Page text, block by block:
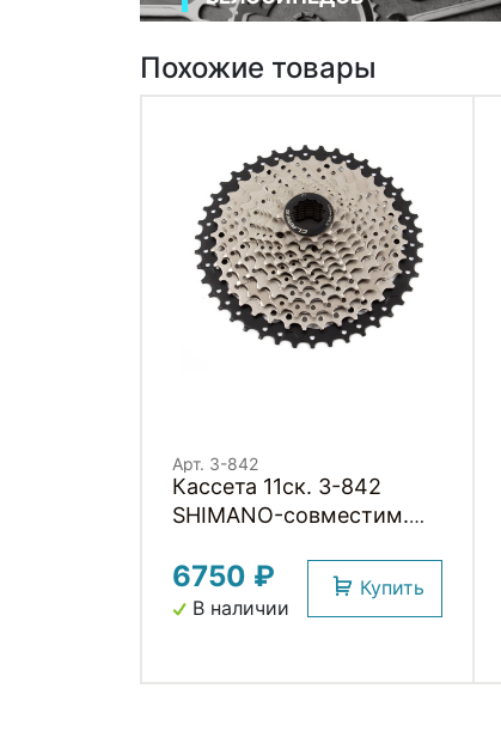
Похожие товары
Арт. 3-842
Кассета 11ск. 3-842
SHIMANO-совместим.
21T-24T-28T-32T-36T-
42T, (инд.уп) 539г,
6750 ₽
В наличии
Купить